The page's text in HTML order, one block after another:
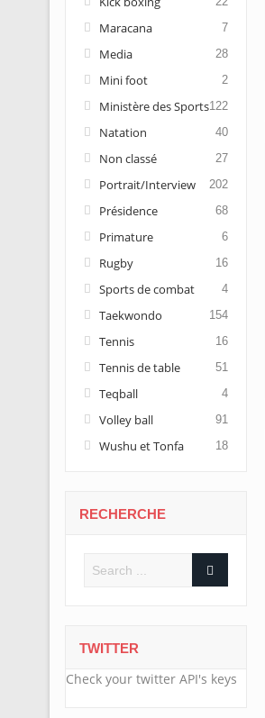
Maracana 7
Media 28
Mini foot 2
Ministère des Sports122
Natation 40
Non classé 27
Portrait/Interview 202
Présidence 68
Primature 6
Rugby 16
Sports de combat 4
Taekwondo 154
Tennis 16
Tennis de table 51
Teqball 4
Volley ball 91
Wushu et Tonfa 18
RECHERCHE
TWITTER
Check your twitter API's keys